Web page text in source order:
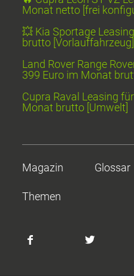
Monat netto [frei
💥 Kia Sportage
brutto [Vorlauffahrzeug]
Land Rover Range
399 Euro im Monat
Cupra Raval Leasing
Monat brutto [Umwelt]
Magazin Glossar
Themen